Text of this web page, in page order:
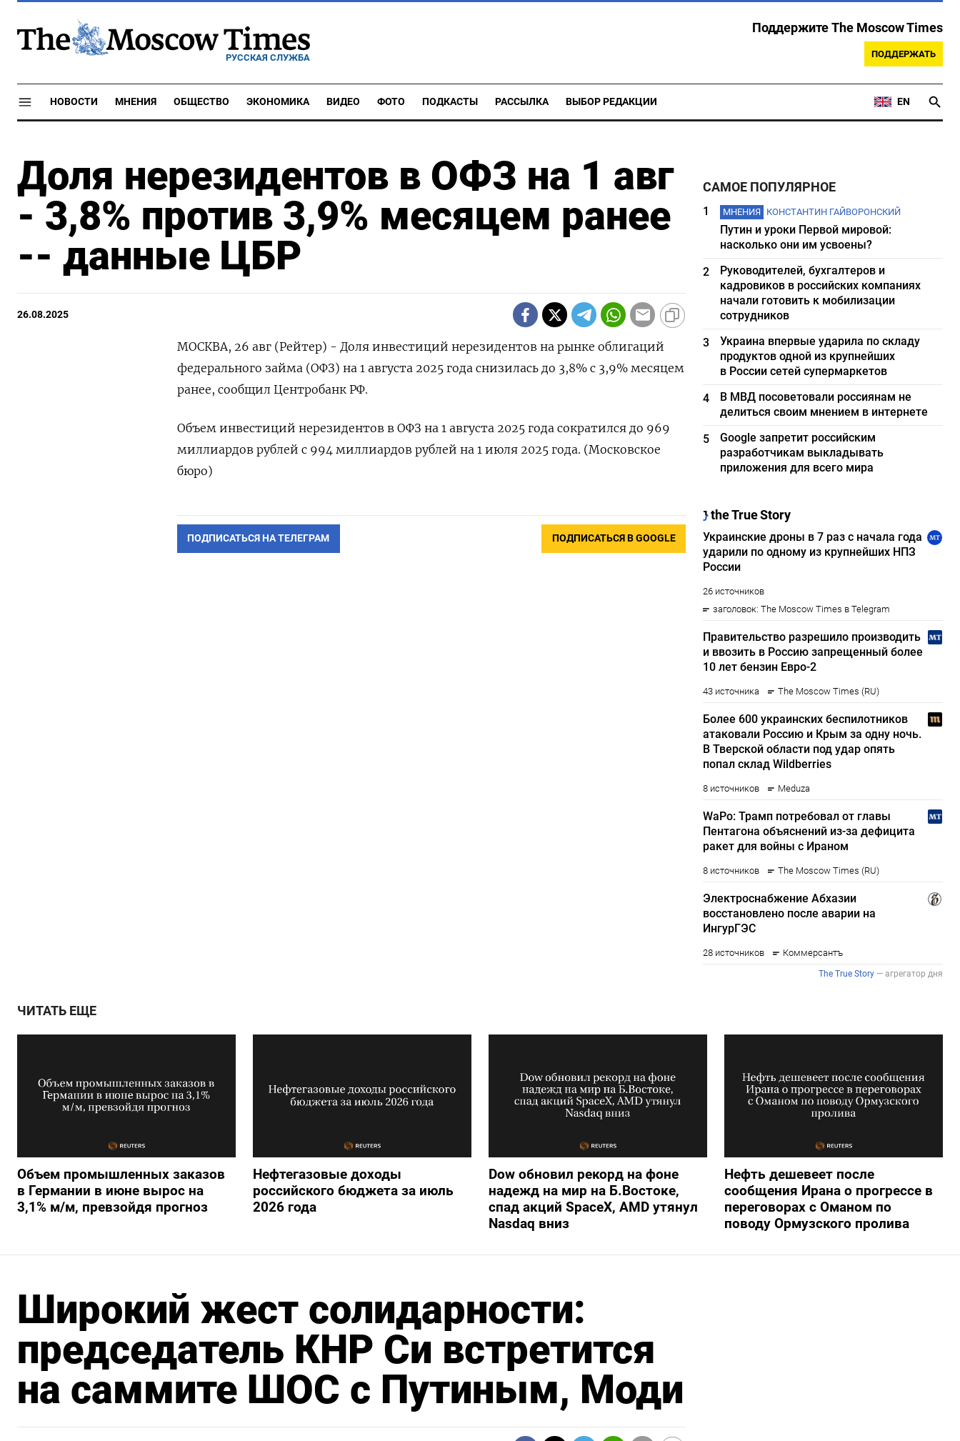
РУССКАЯ СЛУЖБА
Поддержите The Moscow Times
ПОДДЕРЖАТЬ
НОВОСТИ МНЕНИЯ ОБЩЕСТВО ЭКОНОМИКА ВИДЕО ФОТО ПОДКАСТЫ РАССЫЛКА ВЫБОР РЕДАКЦИИ EN
Доля нерезидентов в ОФЗ на 1 авг
- 3,8% против 3,9% месяцем ранее
-- данные ЦБР
26.08.2025
МОСКВА, 26 авг (Рейтер) - Доля инвестиций нерезидентов на рынке облигаций
федерального займа (ОФЗ) на 1 августа 2025 года снизилась до 3,8% с 3,9% месяцем
ранее, сообщил Центробанк РФ.
Объем инвестиций нерезидентов в ОФЗ на 1 августа 2025 года сократился до 969
миллиардов рублей с 994 миллиардов рублей на 1 июля 2025 года. (Московское
бюро)
ПОДПИСАТЬСЯ НА ТЕЛЕГРАМ ПОДПИСАТЬСЯ В GOOGLE
САМОЕ ПОПУЛЯРНОЕ
1 МНЕНИЯ КОНСТАНТИН ГАЙВОРОНСКИЙ
Путин и уроки Первой мировой:
насколько они им усвоены?
2
Руководителей, бухгалтеров и
кадровиков в российских компаниях
начали готовить к мобилизации
сотрудников
3
Украина впервые ударила по складу
продуктов одной из крупнейших
в России сетей супермаркетов
4
В МВД посоветовали россиянам не
делиться своим мнением в интернете
5
Google запретит российским
разработчикам выкладывать
приложения для всего мира
ЧИТАТЬ ЕЩЕ
Объем промышленных заказов
в Германии в июне вырос на
3,1% м/м, превзойдя прогноз
Нефтегазовые доходы
российского бюджета за июль
2026 года
Dow обновил рекорд на фоне
надежд на мир на Б.Востоке,
спад акций SpaceX, AMD утянул
Nasdaq вниз
Нефть дешевеет после
сообщения Ирана о прогрессе в
переговорах с Оманом по
поводу Ормузского пролива
Широкий жест солидарности:
председатель КНР Си встретится
на саммите ШОС с Путиным, Моди